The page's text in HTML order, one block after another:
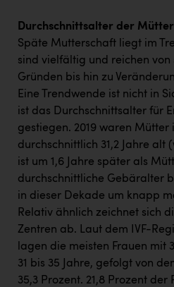
Durchschnittsalter der
Späte Mutterschaft liegt im
sind vielfältig und reichen von
Gründen bis hin zu
Eine Trendwende ist nicht in
ist das Durchschnittsalter für
gestiegen. 2019 waren Mütter
durchschnittlich 31,2 Jahre alt
ist um 1,6 Jahre später als
durchschnittliche Gebäralter
in dieser Dekade um knapp
Relativ ähnlich zeichnet sich
Zentren ab. Laut dem IVF-
lagen die meisten Frauen mit
31 bis 35 Jahre, gefolgt von
35,3 Prozent. 21,8 Prozent der